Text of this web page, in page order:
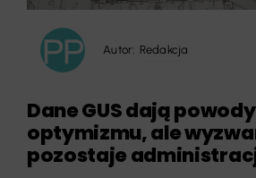
Autor: Redakcja
Dane GUS dają
optymizmu, ale
pozostaje